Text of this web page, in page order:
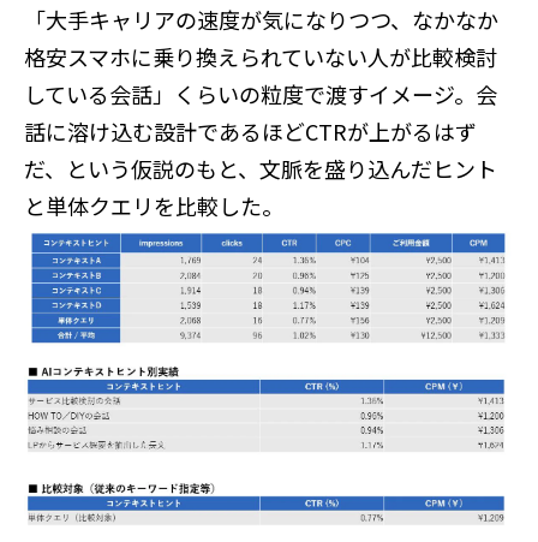
「大手キャリアの速度が気になりつつ、なかなか
格安スマホに乗り換えられていない人が比較検討
している会話」くらいの粒度で渡すイメージ。会
話に溶け込む設計であるほどCTRが上がるはず
だ、という仮説のもと、文脈を盛り込んだヒント
と単体クエリを比較した。